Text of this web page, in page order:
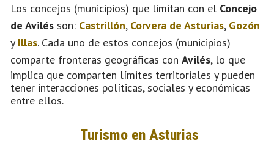
Los concejos (municipios) que limitan con el Concejo
de Avilés son: Castrillón, Corvera de Asturias, Gozón
y Illas. Cada uno de estos concejos (municipios)
comparte fronteras geográficas con Avilés, lo que
implica que comparten límites territoriales y pueden
tener interacciones políticas, sociales y económicas
entre ellos.